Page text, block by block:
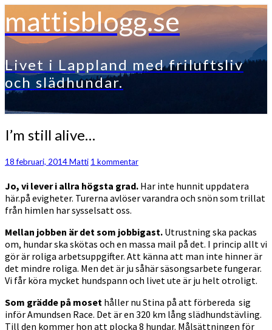
mattisblogg.se
Livet i Lappland med friluftsliv
och slädhundar.
I’m
still
I’m still alive…
18 februari, 2014Matti Kommentarer
1 kommentar
Jo, vi lever i allra högsta grad. Har inte hunnit uppdatera
här.på evigheter. Turerna avlöser varandra och snön som trillat
från himlen har sysselsatt oss.
Mellan jobben är det som jobbigast. Utrustning ska packas
om, hundar ska skötas och en massa mail på det. I princip allt vi
gör är roliga arbetsuppgifter. Att känna att man inte hinner är
det mindre roliga. Men det är ju såhär säsongsarbete fungerar.
Vi får köra mycket hundspann och livet ute är ju helt otroligt.
Som grädde på moset håller nu Stina på att förbereda sig
inför Amundsen Race. Det är en 320 km lång slädhundstävling.
Till den kommer hon att plocka 8 hundar. Målsättningen för